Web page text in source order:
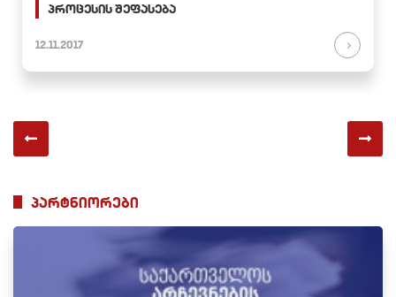
პროცესის შეფასება
12.11.2017
პარტნიორები